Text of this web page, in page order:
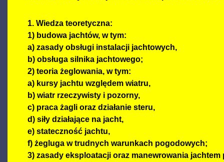
1. Wiedza teoretyczna:
1) budowa jachtów, w tym:
a) zasady obsługi instalacji jachtowych,
b) obsługa silnika jachtowego;
2) teoria żeglowania, w tym:
a) kursy jachtu względem wiatru,
b) wiatr rzeczywisty i pozorny,
c) praca żagli oraz działanie steru,
d) siły działające na jacht,
e) stateczność jachtu,
f) żegluga w trudnych warunkach pogodowych;
3) zasady eksploatacji oraz manewrowania